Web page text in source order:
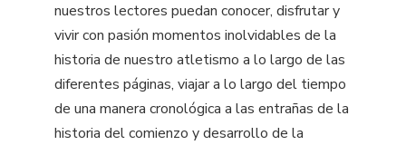
nuestros lectores puedan conocer, disfrutar y
vivir con pasión momentos inolvidables de la
historia de nuestro atletismo a lo largo de las
diferentes páginas, viajar a lo largo del tiempo
de una manera cronológica a las entrañas de la
historia del comienzo y desarrollo de la